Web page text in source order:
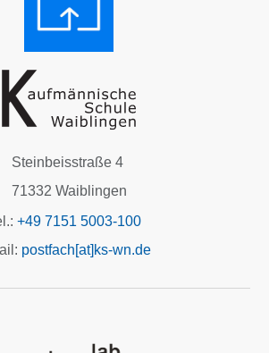
Steinbeisstraße 4
71332 Waiblingen
+49 7151 5003-100
postfach[at]ks-wn.de